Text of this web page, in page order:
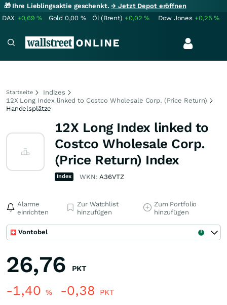
🎁 Ihre Lieblingsaktie geschenkt.→ Jetzt Depot eröffnen
DAX +0,69% Gold 0,00 % Öl (Brent) +0,02% Dow Jones +0,25%
Startseite
Indizes
12X Long Index linked to Costco Wholesale Corp. (Price Return)
Handelsplätze
12X Long Index linked to
Costco Wholesale Corp.
(Price Return) Index
Index WKN:A36VTZ
Alarme
einrichten
Zur Watchlist
hinzufügen
Zum Portfolio
hinzufügen
Vontobel
26,76 PKT
-1,40 % -0,38 PKT